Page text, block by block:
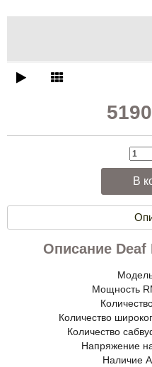
Описание Deaf
Мощность
Количество
Количество
Напряжение
Наличие